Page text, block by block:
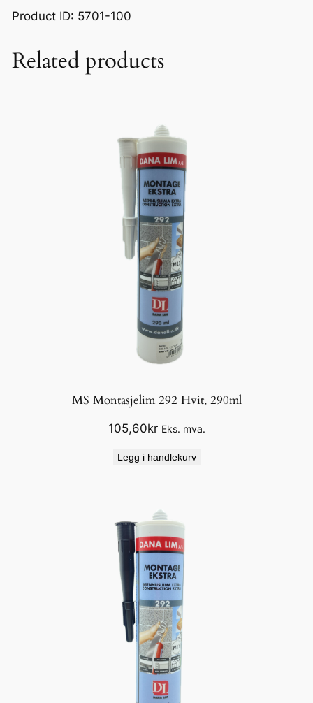
Product ID: 5701-100
Related products
MS Montasjelim 292 Hvit, 290ml
105,60kr Eks. mva.
Legg i handlekurv